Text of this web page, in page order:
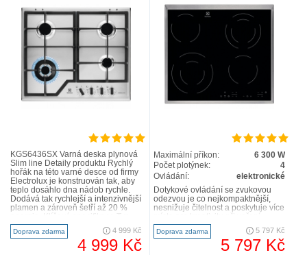
KGS6436SX Varná deska plynová
Slim line Detaily produktu Rychlý
hořák na této varné desce od firmy
Electrolux je konstruován tak, aby
teplo dosáhlo dna nádob rychle.
Dodává tak rychlejší a intenzivnější
plamen a zároveň šetří až 20 %
oh..
Doprava zdarma 4 999 Kč
4 999 Kč
Maximální příkon:
6 300 W
Počet plotýnek:
4
Ovládání:
elektronické
Dotykové ovládání se zvukovou
odezvou je co nejkompaktnější,
nesnižuje čitelnost a poskytuje více
Klíčová specifika..
Doprava zdarma 5 797 Kč
5 797 Kč